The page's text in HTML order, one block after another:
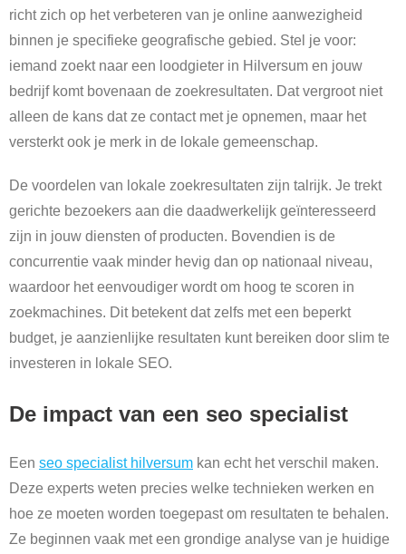
richt zich op het verbeteren van je online aanwezigheid
binnen je specifieke geografische gebied. Stel je voor:
iemand zoekt naar een loodgieter in Hilversum en jouw
bedrijf komt bovenaan de zoekresultaten. Dat vergroot niet
alleen de kans dat ze contact met je opnemen, maar het
versterkt ook je merk in de lokale gemeenschap.
De voordelen van lokale zoekresultaten zijn talrijk. Je trekt
gerichte bezoekers aan die daadwerkelijk geïnteresseerd
zijn in jouw diensten of producten. Bovendien is de
concurrentie vaak minder hevig dan op nationaal niveau,
waardoor het eenvoudiger wordt om hoog te scoren in
zoekmachines. Dit betekent dat zelfs met een beperkt
budget, je aanzienlijke resultaten kunt bereiken door slim te
investeren in lokale SEO.
De impact van een seo specialist
Een seo specialist hilversum kan echt het verschil maken.
Deze experts weten precies welke technieken werken en
hoe ze moeten worden toegepast om resultaten te behalen.
Ze beginnen vaak met een grondige analyse van je huidige